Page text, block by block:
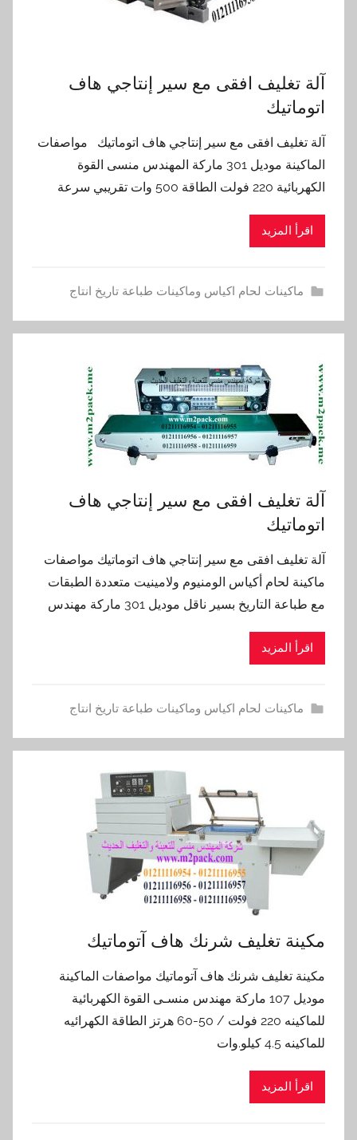
آلة تغليف افقى مع سير إنتاجي هاف
اتوماتيك
آلة تغليف افقى مع سير إنتاجي هاف اتوماتيك مواصفات
الماكينة موديل 301 ماركة المهندس منسى القوة
الكهربائية 220 فولت الطاقة 500 وات تقريبي سرعة
اقرأ المزيد
ماكينات لحام اكياس وماكينات طباعة تاريخ انتاج
آلة تغليف افقى مع سير إنتاجي هاف
اتوماتيك
آلة تغليف افقى مع سير إنتاجي هاف اتوماتيك مواصفات
ماكينة لحام أكياس الومنيوم ولامينيت متعددة الطبقات
مع طباعة التاريخ بسير ناقل موديل 301 ماركة مهندس
اقرأ المزيد
ماكينات لحام اكياس وماكينات طباعة تاريخ انتاج
مكينة تغليف شرنك هاف آتوماتيك
مكينة تغليف شرنك هاف آتوماتيك مواصفات الماكينة
موديل 107 ماركة مهندس منسـى القوة الكهربائية
للماكينه 220 فولت / 50-60 هرتز الطاقة الكهرائيه
للماكينه 4.5 كيلو.وات
اقرأ المزيد